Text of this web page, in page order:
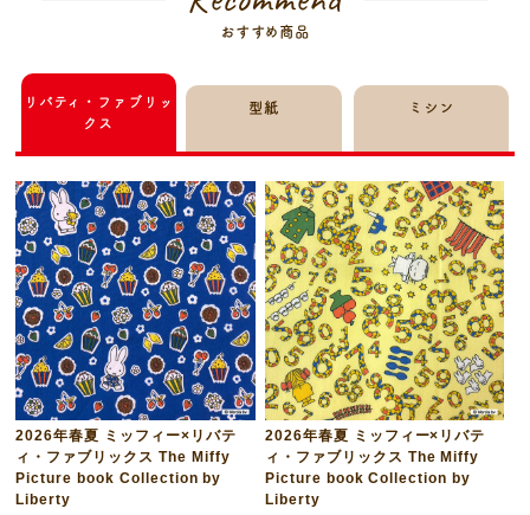
おすすめ商品
リバティ・ファブリッ
クス
型紙 ミシン
2026年春夏 ミッフィー×リバテ
ィ・ファブリックス The Miffy
Picture book Collection by
Liberty
2026年春夏 ミッフィー×リバテ
ィ・ファブリックス The Miffy
Picture book Collection by
Liberty